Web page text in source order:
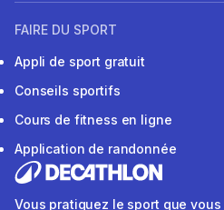
FAIRE DU SPORT
Appli de sport gratuit
Conseils sportifs
Cours de fitness en ligne
Application de randonnée
Vous pratiquez le sport que